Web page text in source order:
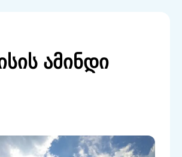
ამინდი